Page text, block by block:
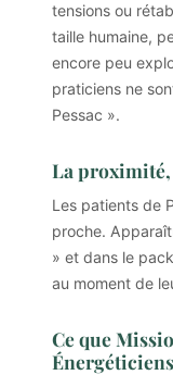
tensions ou
taille humaine,
encore peu
praticiens ne
Pessac ».
La proximité,
Les patients de
proche.
» et dans le
au moment de
Ce que
Énergéticiens